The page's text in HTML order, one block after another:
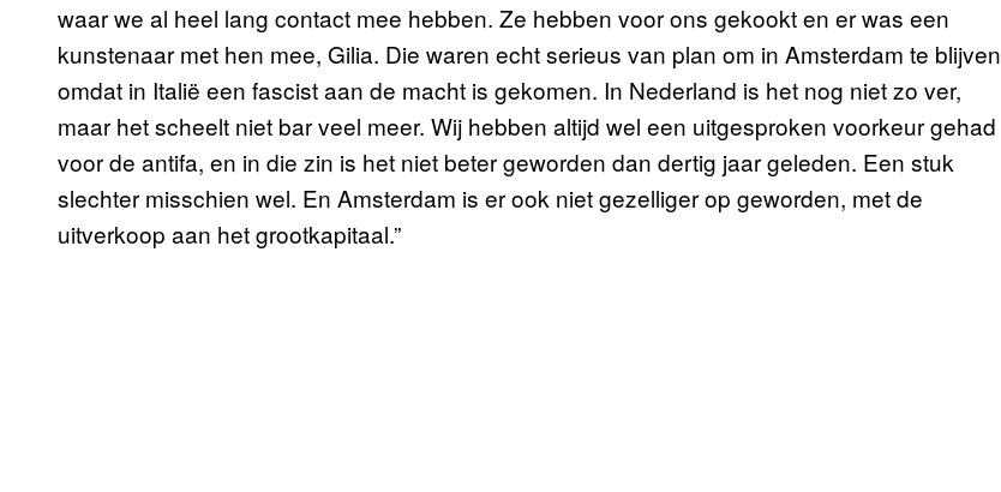
waar we al heel lang contact mee hebben. Ze hebben voor ons gekookt en er was een
kunstenaar met hen mee, Gilia. Die waren echt serieus van plan om in Amsterdam te blijven
omdat in Italië een fascist aan de macht is gekomen. In Nederland is het nog niet zo ver,
maar het scheelt niet bar veel meer. Wij hebben altijd wel een uitgesproken voorkeur gehad
voor de antifa, en in die zin is het niet beter geworden dan dertig jaar geleden. Een stuk
slechter misschien wel. En Amsterdam is er ook niet gezelliger op geworden, met de
uitverkoop aan het grootkapitaal.”